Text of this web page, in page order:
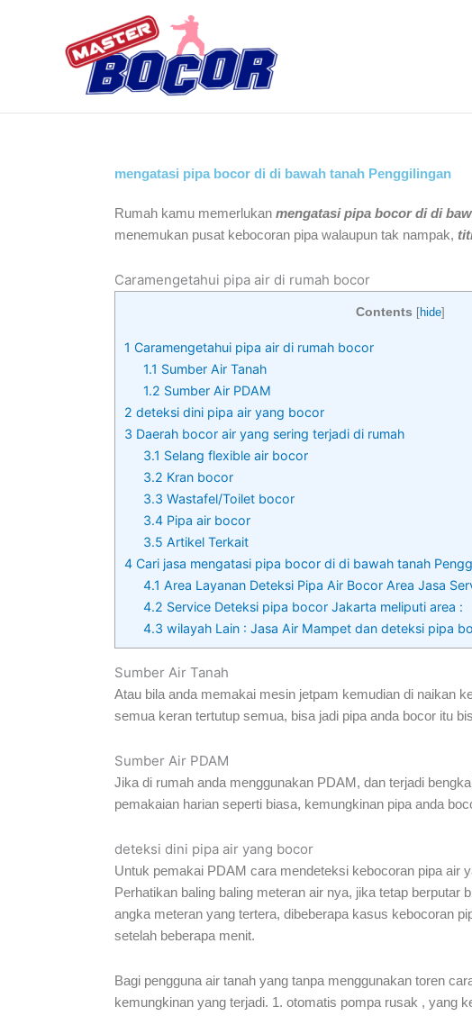
mengatasi pipa bocor di di bawah tanah Penggilingan
Rumah kamu memerlukan mengatasi pipa bocor di di
menemukan pusat kebocoran pipa walaupun tak nampak,
Caramengetahui pipa air di rumah bocor
Contents [hide]
1 Caramengetahui pipa air di rumah bocor
1.1 Sumber Air Tanah
1.2 Sumber Air PDAM
2 deteksi dini pipa air yang bocor
3 Daerah bocor air yang sering terjadi di rumah
3.1 Selang flexible air bocor
3.2 Kran bocor
3.3 Wastafel/Toilet bocor
3.4 Pipa air bocor
3.5 Artikel Terkait
4 Cari jasa mengatasi pipa bocor di di bawah tanah
4.1 Area Layanan Deteksi Pipa Air Bocor Area Jasa
4.2 Service Deteksi pipa bocor Jakarta meliputi area :
4.3 wilayah Lain : Jasa Air Mampet dan deteksi pipa
Sumber Air Tanah
Atau bila anda memakai mesin jetpam kemudian di naikan
semua keran tertutup semua, bisa jadi pipa anda bocor itu
Sumber Air PDAM
Jika di rumah anda menggunakan PDAM, dan terjadi
pemakaian harian seperti biasa, kemungkinan pipa anda
deteksi dini pipa air yang bocor
Untuk pemakai PDAM cara mendeteksi kebocoran pipa air
Perhatikan baling baling meteran air nya, jika tetap
angka meteran yang tertera, dibeberapa kasus kebocoran
setelah beberapa menit.
Bagi pengguna air tanah yang tanpa menggunakan toren
kemungkinan yang terjadi. 1. otomatis pompa rusak , yang